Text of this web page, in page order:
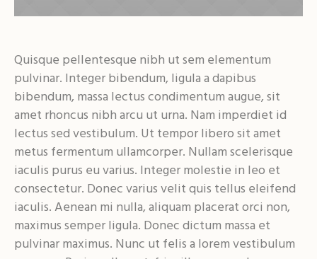
Quisque pellentesque nibh ut sem elementum
pulvinar. Integer bibendum, ligula a dapibus
bibendum, massa lectus condimentum augue, sit
amet rhoncus nibh arcu ut urna. Nam imperdiet id
lectus sed vestibulum. Ut tempor libero sit amet
metus fermentum ullamcorper. Nullam scelerisque
iaculis purus eu varius. Integer molestie in leo et
consectetur. Donec varius velit quis tellus eleifend
iaculis. Aenean mi nulla, aliquam placerat orci non,
maximus semper ligula. Donec dictum massa et
pulvinar maximus. Nunc ut felis a lorem vestibulum